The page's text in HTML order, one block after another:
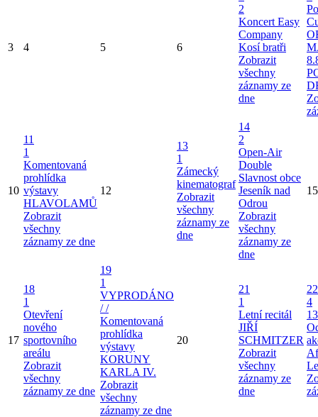
3 4 5 6
2
Koncert Easy
Company
Kosí bratři
Zobrazit
všechny
záznamy ze
dne
10
11
1
Komentovaná
prohlídka
výstavy
HLAVOLAMŮ
Zobrazit
všechny
záznamy ze dne
12
13
1
Zámecký
kinematograf
Zobrazit
všechny
záznamy ze
dne
14
2
Open-Air
Double
Slavnost obce
Jeseník nad
Odrou
Zobrazit
všechny
záznamy ze
dne
15
17
18
1
Otevření
nového
sportovního
areálu
Zobrazit
všechny
záznamy ze dne
19
1
VYPRODÁNO
/ /
Komentovaná
prohlídka
výstavy
KORUNY
KARLA IV.
Zobrazit
všechny
záznamy ze dne
20
21
1
Letní recitál
JIŘÍ
SCHMITZER
Zobrazit
všechny
záznamy ze
dne
22
4